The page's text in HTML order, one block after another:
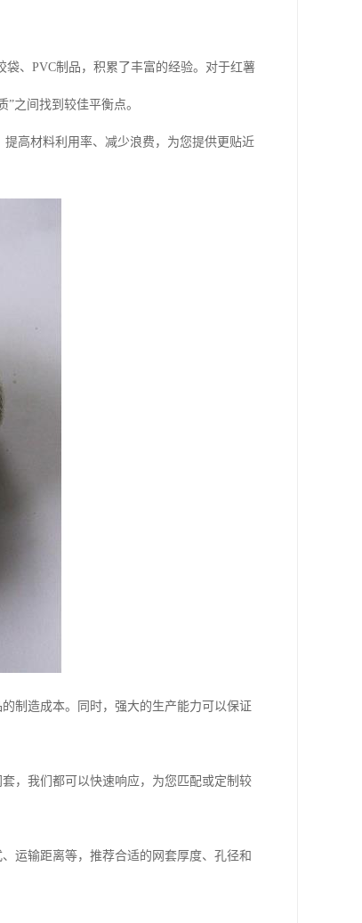
、PVC制品，积累了丰富的经验。对于红薯
之间找到较佳平衡点。
高材料利用率、减少浪费，为您提供更贴近
制造成本。同时，强大的生产能力可以保证
，我们都可以快速响应，为您匹配或定制较
运输距离等，推荐合适的网套厚度、孔径和